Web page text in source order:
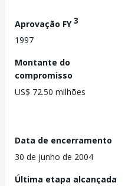
Aprovação FY3
1997
Montante do
compromisso
US$ 72.50 milhões
Data de encerramento
30 de junho de 2004
Última etapa alcançada